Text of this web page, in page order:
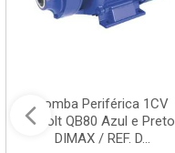
Bomba Periférica 1CV
Bivolt QB80 Azul e Preto
DIMAX / REF. D...